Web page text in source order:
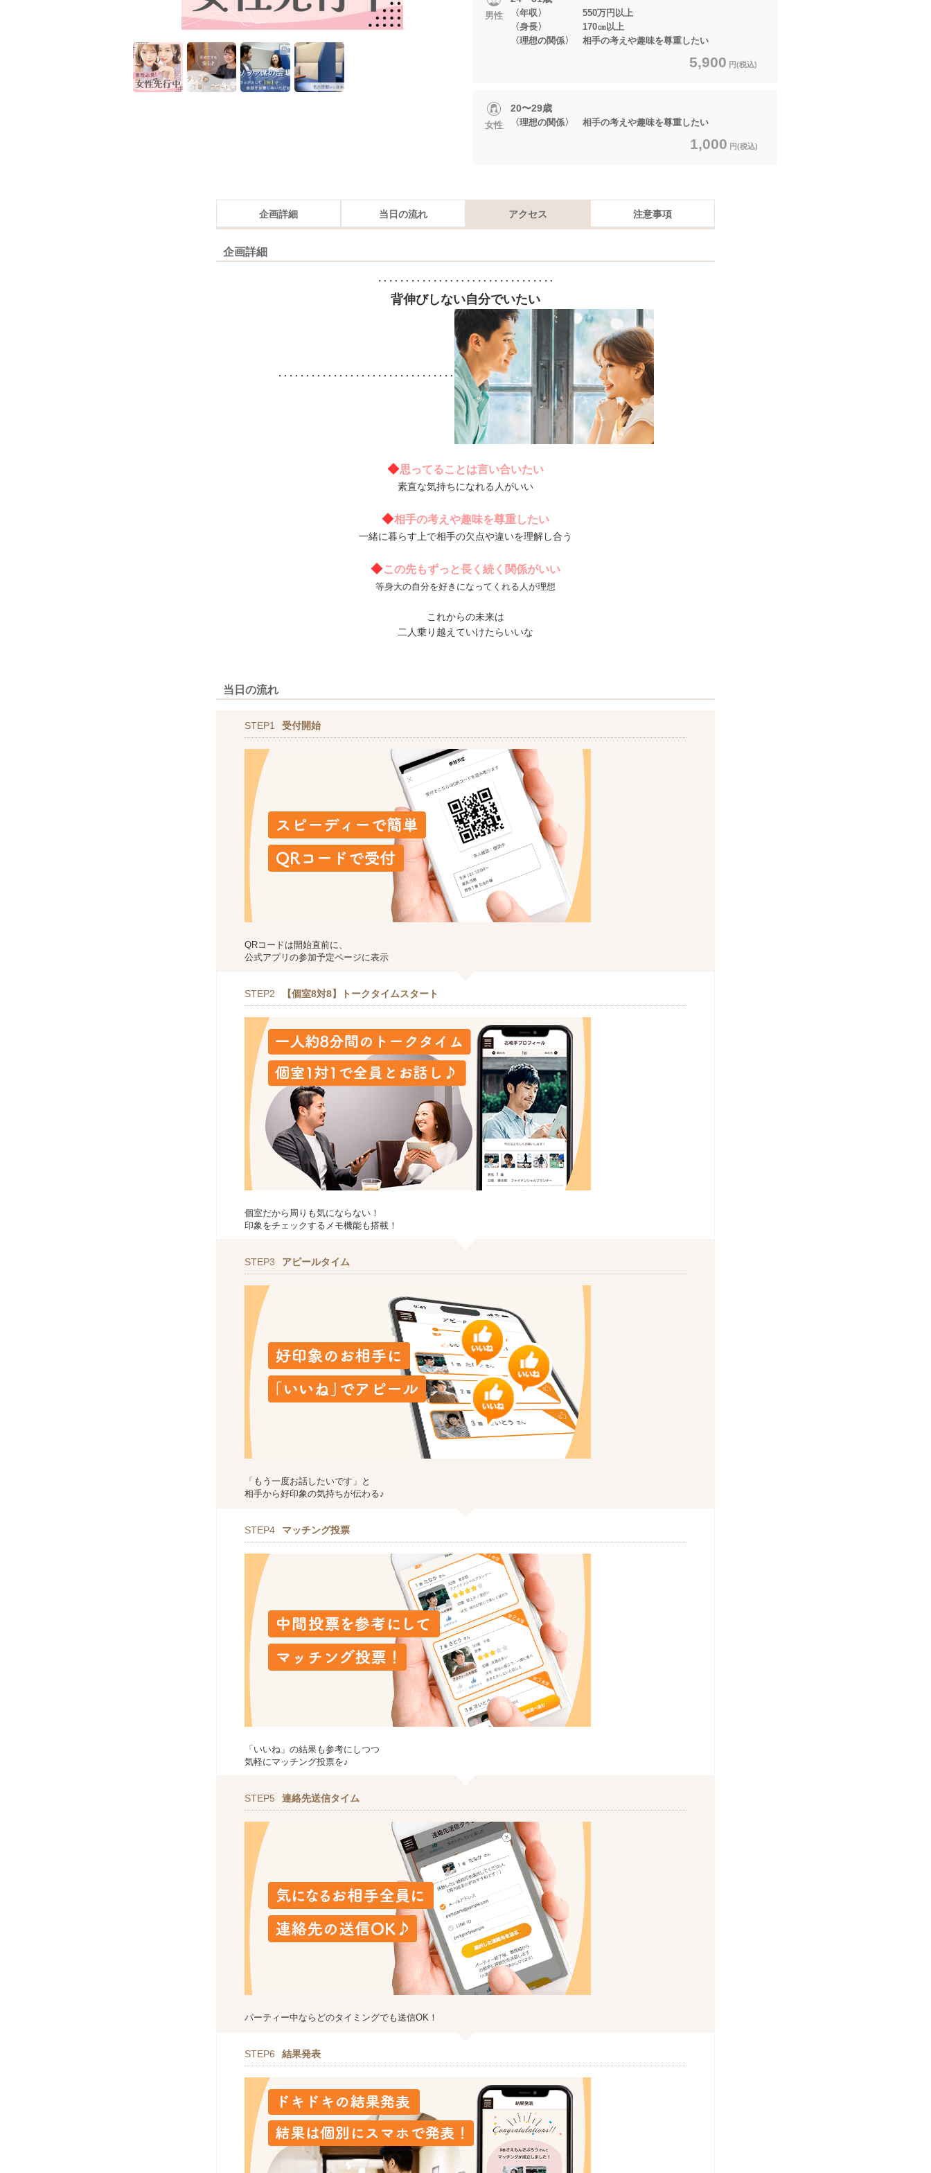
男性
〈年収〉 550万円以上
〈身長〉 170㎝以上
〈理想の関係〉 相手の考えや趣味を尊重したい
5,900 円(税込)
女性
20〜29歳
〈理想の関係〉 相手の考えや趣味を尊重したい
1,000 円(税込)
企画詳細 当日の流れ アクセス 注意事項
企画詳細
‥‥‥‥‥‥‥‥‥‥‥‥‥‥‥‥
背伸びしない自分でいたい
‥‥‥‥‥‥‥‥‥‥‥‥‥‥‥‥
◆思ってることは言い合いたい
素直な気持ちになれる人がいい
◆相手の考えや趣味を尊重したい
一緒に暮らす上で相手の欠点や違いを理解し合う
◆この先もずっと長く続く関係がいい
等身大の自分を好きになってくれる人が理想
これからの未来は
二人乗り越えていけたらいいな
当日の流れ
STEP1 受付開始
QRコードは開始直前に、
公式アプリの参加予定ページに表示
STEP2 【個室8対8】トークタイムスタート
個室だから周りも気にならない！
印象をチェックするメモ機能も搭載！
STEP3 アピールタイム
「もう一度お話したいです」と
相手から好印象の気持ちが伝わる♪
STEP4 マッチング投票
「いいね」の結果も参考にしつつ
気軽にマッチング投票を♪
STEP5 連絡先送信タイム
パーティー中ならどのタイミングでも送信OK！
STEP6 結果発表